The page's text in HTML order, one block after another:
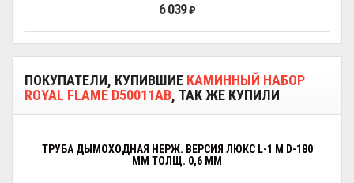
6 039₽
ПОКУПАТЕЛИ, КУПИВШИЕ КАМИННЫЙ НАБОР
ROYAL FLAME D50011AB, ТАК ЖЕ КУПИЛИ
ТРУБА ДЫМОХОДНАЯ НЕРЖ. ВЕРСИЯ ЛЮКС L-1 М D-180
ММ ТОЛЩ. 0,6 ММ